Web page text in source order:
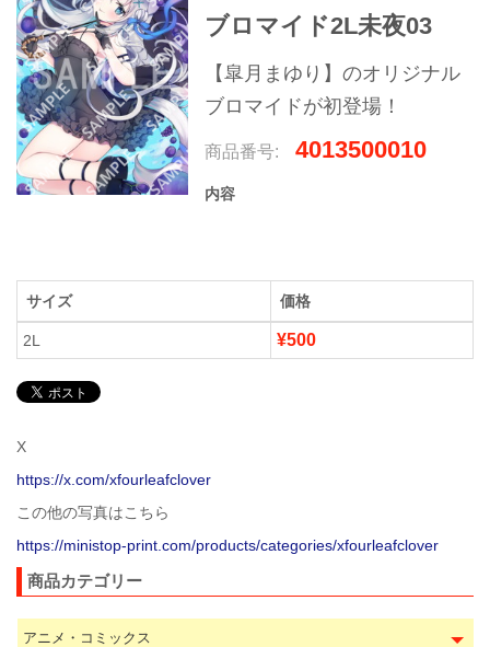
ブロマイド2L未夜03
【皐月まゆり】のオリジナル
ブロマイドが初登場！
商品番号: 4013500010
内容
サイズ 価格
2L ¥500
X
https://x.com/xfourleafclover
この他の写真はこちら
https://ministop-print.com/products/categories/xfourleafclover
商品カテゴリー
アニメ・コミックス